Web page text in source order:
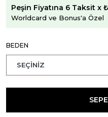
Peşin Fiyatına 6 Taksit x
Worldcard ve Bonus'a Özel
BEDEN